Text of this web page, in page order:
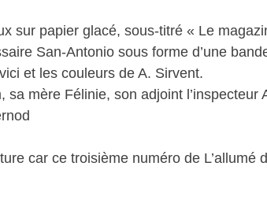
sur papier glacé, sous-titré « Le
San-Antonio sous forme d’une
et les couleurs de A. Sirvent.
mère Félinie, son adjoint
car ce troisième numéro de L’allumé